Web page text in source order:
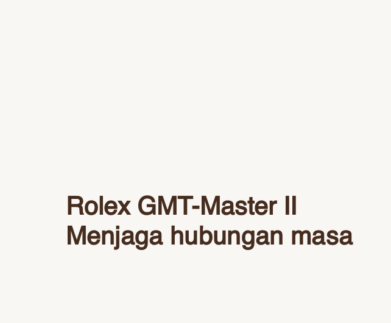
Rolex GMT-Master II
Menjaga hubungan masa